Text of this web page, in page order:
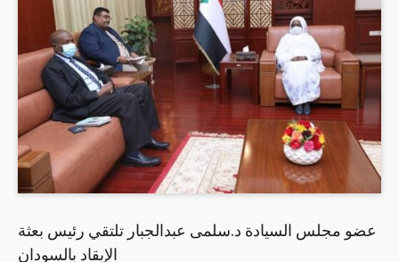
عضو مجلس السيادة د.سلمى عبدالجبار تلتقي رئيس بعثة
الإيقاد بالسودان